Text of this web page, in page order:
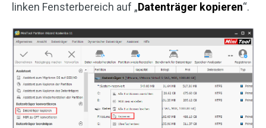
linken Fensterbereich auf „Datenträger kopieren“.